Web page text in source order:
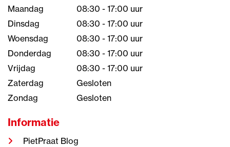
Maandag
08:30 - 17:00 uur
Dinsdag
08:30 - 17:00 uur
Woensdag
08:30 - 17:00 uur
Donderdag
08:30 - 17:00 uur
Vrijdag
08:30 - 17:00 uur
Zaterdag
Gesloten
Zondag
Gesloten
Informatie
PietPraat Blog